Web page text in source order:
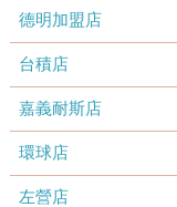
德明加盟店
台積店
嘉義耐斯店
環球店
左營店